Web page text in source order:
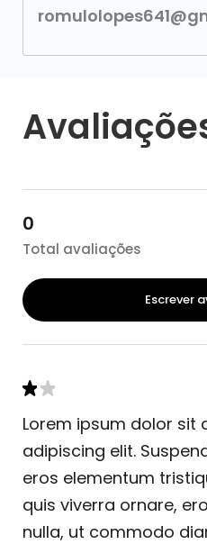
0
Total avaliações
Escrever
Lorem ipsum dolor sit
adipiscing elit.
eros elementum
quis viverra ornare,
nulla, ut commodo